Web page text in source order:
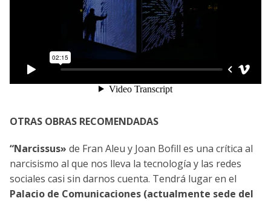
OTRAS OBRAS RECOMENDADAS
“Narcissus» de Fran Aleu y Joan Bofill es una crítica al
narcisismo al que nos lleva la tecnología y las redes
sociales casi sin darnos cuenta. Tendrá lugar en el
Palacio de Comunicaciones (actualmente sede del